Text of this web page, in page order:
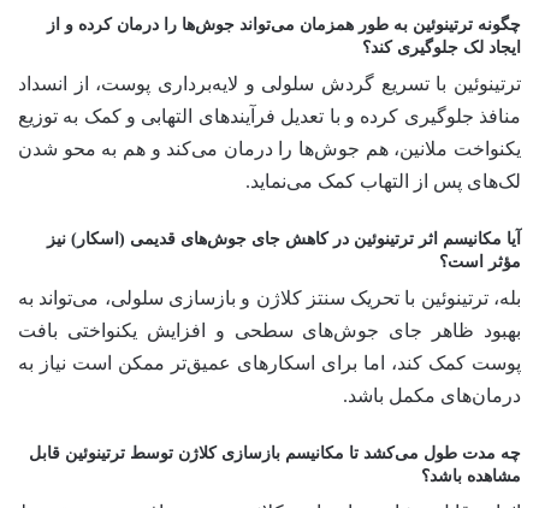
چگونه ترتینوئین به طور همزمان می‌تواند جوش‌ها را درمان کرده و از
ایجاد لک جلوگیری کند؟
ترتینوئین با تسریع گردش سلولی و لایه‌برداری پوست، از انسداد
منافذ جلوگیری کرده و با تعدیل فرآیندهای التهابی و کمک به توزیع
یکنواخت ملانین، هم جوش‌ها را درمان می‌کند و هم به محو شدن
لک‌های پس از التهاب کمک می‌نماید.
آیا مکانیسم اثر ترتینوئین در کاهش جای جوش‌های قدیمی (اسکار) نیز
مؤثر است؟
بله، ترتینوئین با تحریک سنتز کلاژن و بازسازی سلولی، می‌تواند به
بهبود ظاهر جای جوش‌های سطحی و افزایش یکنواختی بافت
پوست کمک کند، اما برای اسکارهای عمیق‌تر ممکن است نیاز به
درمان‌های مکمل باشد.
چه مدت طول می‌کشد تا مکانیسم بازسازی کلاژن توسط ترتینوئین قابل
مشاهده باشد؟